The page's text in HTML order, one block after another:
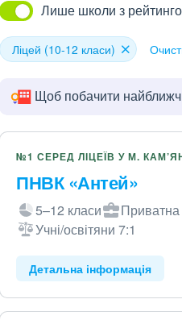
Лише школи з
Ліцей (10-12 класи)
Щоб побачити
№1 СЕРЕД ЛІЦЕЇВ У М.
ПНВК «Антей»
5–12 класи Приватна
Учні/освітяни 7:1
Детальна інформація